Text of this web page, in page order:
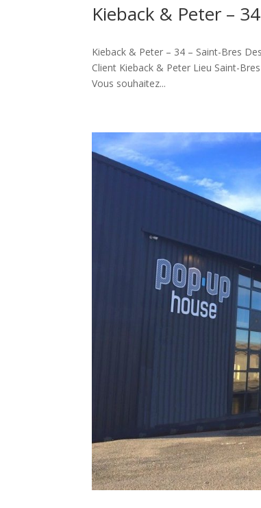
Kieback & Peter –
Kieback & Peter – 34 – Saint-Bres
Client Kieback & Peter Lieu Saint-
Vous souhaitez...